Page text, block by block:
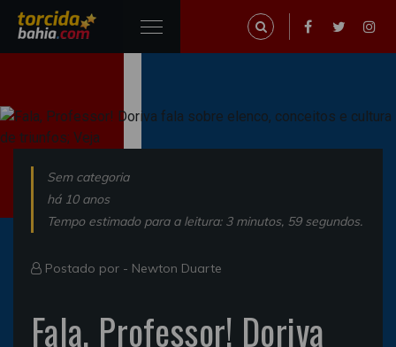
Sem categoria
há 10 anos
Tempo estimado para a leitura: 3 minutos, 59 segundos.
Postado por - Newton Duarte
Fala, Professor! Doriva